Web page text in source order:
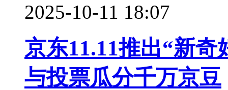
2025-10-11 18:07
京东11.11推出“新
与投票瓜分千万京豆